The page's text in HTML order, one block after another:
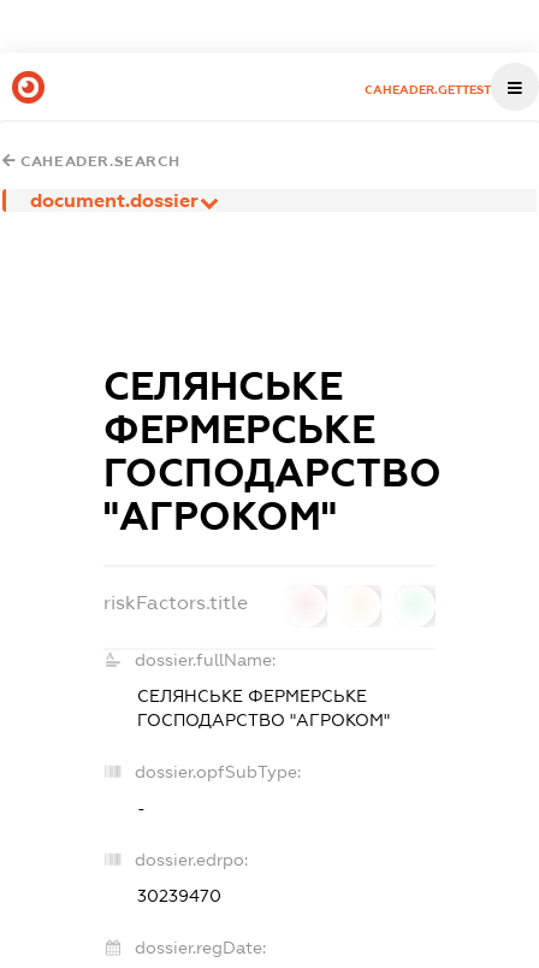
CAHEADER.GETTEST
CAHEADER.SEARCH
document.dossier
СЕЛЯНСЬКЕ
ФЕРМЕРСЬКЕ
ГОСПОДАРСТВО
"АГРОКОМ"
riskFactors.title
dossier.fullName:
СЕЛЯНСЬКЕ ФЕРМЕРСЬКЕ
ГОСПОДАРСТВО "АГРОКОМ"
dossier.opfSubType:
-
dossier.edrpo:
30239470
dossier.regDate: